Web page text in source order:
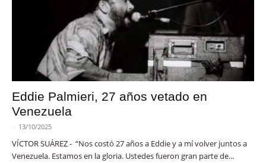
Eddie Palmieri, 27 años vetado en
Venezuela
- 13/10/2025
VÍCTOR SUÁREZ - “Nos costó 27 años a Eddie y a mí volver juntos a
Venezuela. Estamos en la gloria. Ustedes fueron gran parte de...